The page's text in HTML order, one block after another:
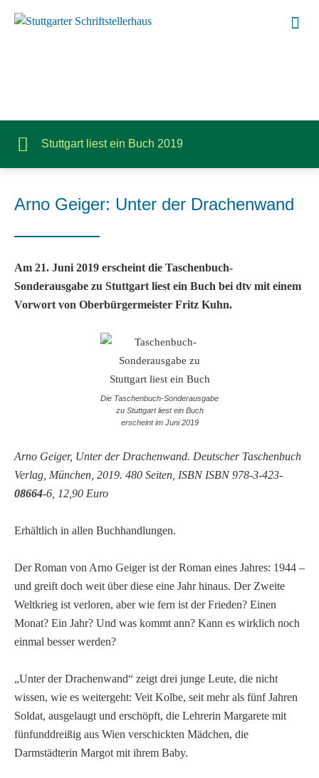
Stuttgart liest ein Buch 2019
Arno Geiger: Unter der Drachenwand
Am 21. Juni 2019 erscheint die Taschenbuch-
Sonderausgabe zu Stuttgart liest ein Buch bei dtv mit einem
Vorwort von Oberbürgermeister Fritz Kuhn.
Die Taschenbuch-Sonderausgabe
zu Stuttgart liest ein Buch
erscheint im Juni 2019
Arno Geiger, Unter der Drachenwand. Deutscher Taschenbuch
Verlag, München, 2019. 480 Seiten, ISBN ISBN 978-3-423-
08664-6, 12,90 Euro
Erhältlich in allen Buchhandlungen.
Der Roman von Arno Geiger ist der Roman eines Jahres: 1944 –
und greift doch weit über diese eine Jahr hinaus. Der Zweite
Weltkrieg ist verloren, aber wie fern ist der Frieden? Einen
Monat? Ein Jahr? Und was kommt ann? Kann es wirklich noch
einmal besser werden?
„Unter der Drachenwand“ zeigt drei junge Leute, die nicht
wissen, wie es weitergeht: Veit Kolbe, seit mehr als fünf Jahren
Soldat, ausgelaugt und erschöpft, die Lehrerin Margarete mit
fünfunddreißig aus Wien verschickten Mädchen, die
Darmstädterin Margot mit ihrem Baby.